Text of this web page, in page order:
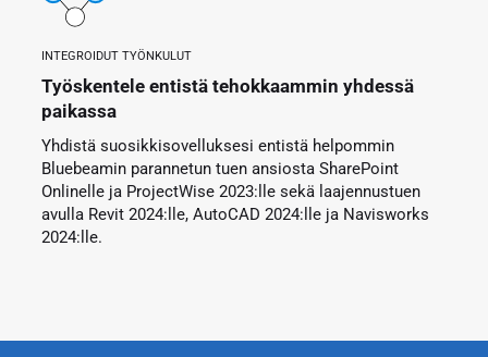
INTEGROIDUT TYÖNKULUT
Työskentele entistä tehokkaammin yhdessä
paikassa
Yhdistä suosikkisovelluksesi entistä helpommin
Bluebeamin parannetun tuen ansiosta SharePoint
Onlinelle ja ProjectWise 2023:lle sekä laajennustuen
avulla Revit 2024:lle, AutoCAD 2024:lle ja Navisworks
2024:lle.